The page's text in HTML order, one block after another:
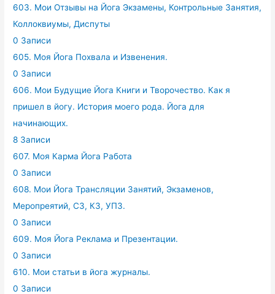
603. Мои Отзывы на Йога Экзамены, Контрольные Занятия,
Коллоквиумы, Диспуты
0 Записи
605. Моя Йога Похвала и Извенения.
0 Записи
606. Мои Будущие Йога Книги и Творочество. Как я
пришел в йогу. История моего рода. Йога для
начинающих.
8 Записи
607. Моя Карма Йога Работа
0 Записи
608. Мои Йога Трансляции Занятий, Экзаменов,
Меропреятий, СЗ, КЗ, УПЗ.
0 Записи
609. Моя Йога Реклама и Презентации.
0 Записи
610. Мои статьи в йога журналы.
0 Записи